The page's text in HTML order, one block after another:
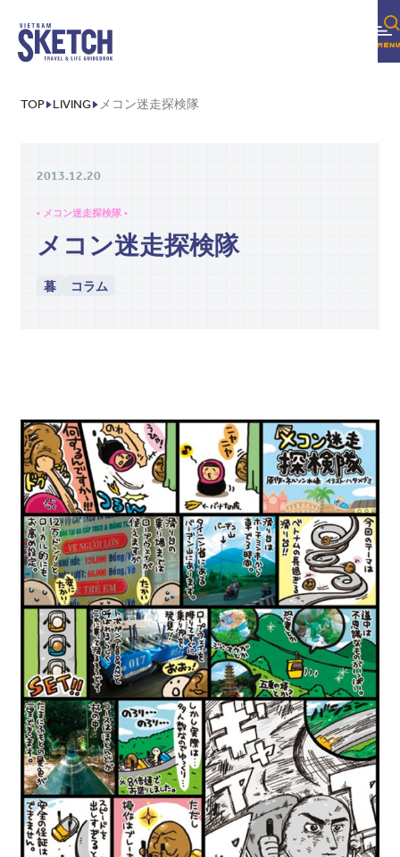
TOP LIVING メコン迷走探検隊
2013.12.20
• メコン迷走探検隊 •
メコン迷走探検隊
暮 コラム